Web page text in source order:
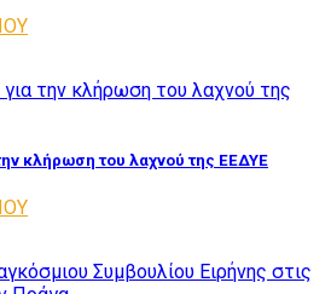
κλήρωση του λαχνού της ΕΕΔΥΕ